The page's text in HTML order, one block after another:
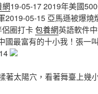
網19-05-17 2019年美國
2019-05-15 亞馬遜被爆燒
圈打卡包養網英語軟件
國最富有的十小我！張一
著太陽穴，看著舞臺上幾